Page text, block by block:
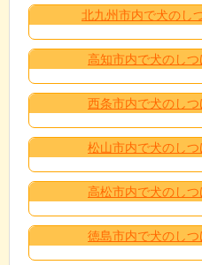
北九州市内で犬のし
高知市内で犬のし
西条市内で犬のし
松山市内で犬のし
高松市内で犬のし
徳島市内で犬のし